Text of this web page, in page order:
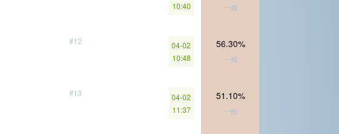
10:40
一般
#12
04-02
10:48
56.30%
一般
#13
04-02
11:37
51.10%
一般